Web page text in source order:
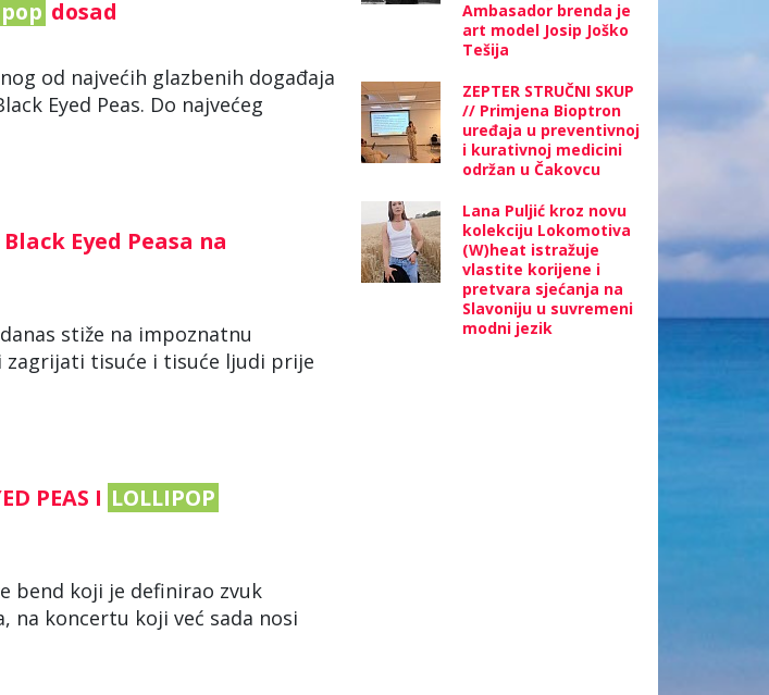
dosad
od najvećih glazbenih događaja
Eyed Peas. Do najvećeg
Eyed Peasa na
stiže na impoznatnu
zagrijati tisuće i tisuće ljudi prije
PEAS I LOLLIPOP
bend koji je definirao zvuk
na koncertu koji već sada nosi
Ambasador brenda je
art model Josip Joško
Tešija
ZEPTER STRUČNI SKUP
// Primjena Bioptron
uređaja u preventivnoj
i kurativnoj medicini
održan u Čakovcu
Lana Puljić kroz novu
kolekciju Lokomotiva
(W)heat istražuje
vlastite korijene i
pretvara sjećanja na
Slavoniju u suvremeni
modni jezik